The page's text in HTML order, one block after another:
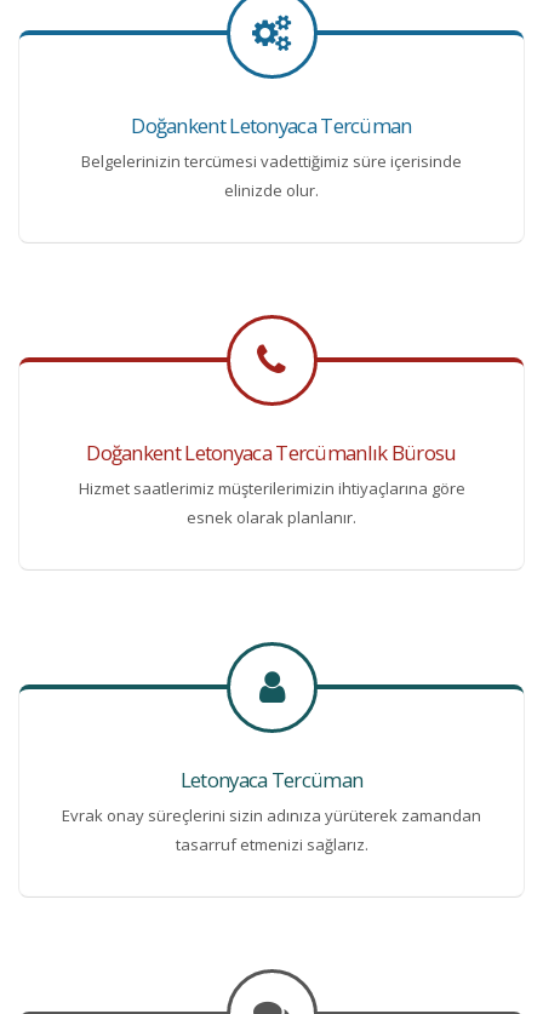
Doğankent Letonyaca Tercüman
Belgelerinizin tercümesi vadettiğimiz süre içerisinde
elinizde olur.
Doğankent Letonyaca Tercümanlık Bürosu
Hizmet saatlerimiz müşterilerimizin ihtiyaçlarına göre
esnek olarak planlanır.
Letonyaca Tercüman
Evrak onay süreçlerini sizin adınıza yürüterek zamandan
tasarruf etmenizi sağlarız.